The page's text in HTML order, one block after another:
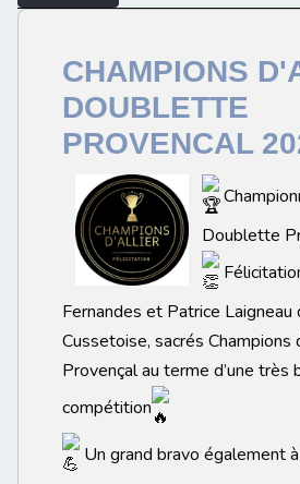
CHAMPIONS
DOUBLETTE
PROVENCAL
Doublette
Fernandes et Patrice
Cussetoise, sacrés
Provençal au terme d’une très
compétition
Un grand bravo également